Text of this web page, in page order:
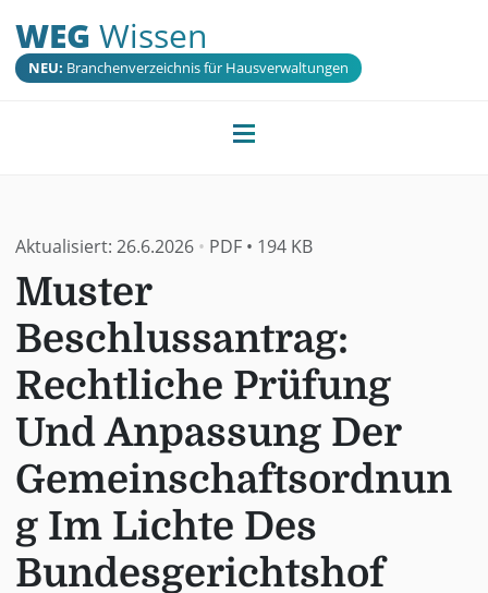
WEG Wissen
NEU: Branchenverzeichnis für Hausverwaltungen
Aktualisiert: 26.6.2026• PDF• 194 KB
Muster
Beschlussantrag:
Rechtliche Prüfung
Und Anpassung Der
Gemeinschaftsordnun
g Im Lichte Des
Bundesgerichtshof